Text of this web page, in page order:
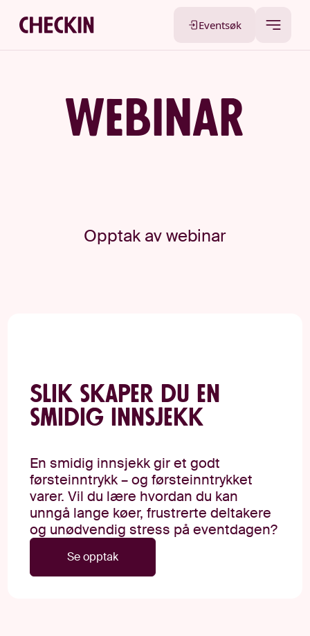
Eventsøk
WebinaR
Opptak av webinar
Slik skaper du en
smidig innsjekk
En smidig innsjekk gir et godt
førsteinntrykk – og førsteinntrykket
varer. Vil du lære hvordan du kan
unngå lange køer, frustrerte deltakere
og unødvendig stress på eventdagen?
Se opptak